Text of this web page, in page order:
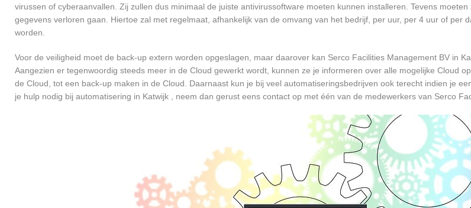
virussen of cyberaanvallen. Zij zullen dus minimaal de juiste antivirussoftware moeten kunnen installeren. Tevens
gegevens verloren gaan. Hiertoe zal met regelmaat, afhankelijk van de omvang van het bedrijf, per uur, per 4 uur of per
worden.
Voor de veiligheid moet de back-up extern worden opgeslagen, maar daarover kan Serco Facilities Management BV in
Aangezien er tegenwoordig steeds meer in de Cloud gewerkt wordt, kunnen ze je informeren over alle mogelijke Cloud
de Cloud, tot een back-up maken in de Cloud. Daarnaast kun je bij veel automatiseringsbedrijven ook terecht indien je
je hulp nodig bij automatisering in Katwijk , neem dan gerust eens contact op met één van de medewerkers van Serco